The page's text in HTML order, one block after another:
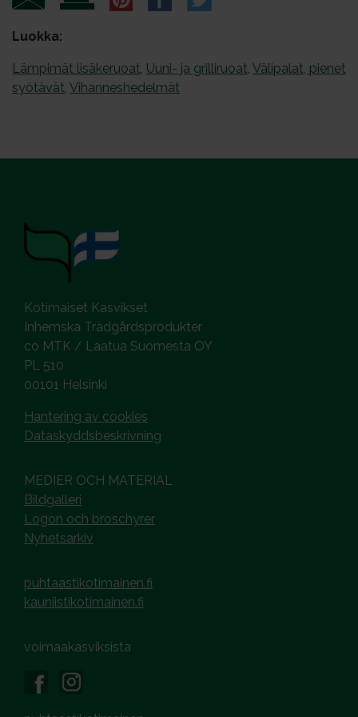
Luokka:
Lämpimät lisäkeruoat, Uuni- ja grilliruoat, Välipalat, pienet
syötävät, Vihanneshedelmät
Kotimaiset Kasvikset
Inhemska Trädgårdsprodukter
co MTK / Laatua Suomesta OY
PL 510
00101 Helsinki
Hantering av cookies
Dataskyddsbeskrivning
MEDIER OCH MATERIAL
Bildgalleri
Logon och broschyrer
Nyhetsarkiv
puhtaastikotimainen.fi
kauniistikotimainen.fi
voimaakasviksista